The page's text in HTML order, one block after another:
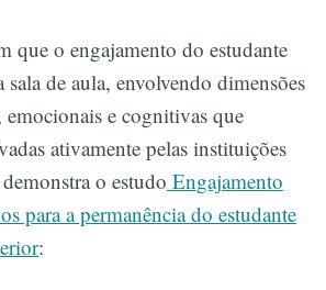
que o engajamento do estudante
de aula, envolvendo dimensões
e cognitivas que
ativamente pelas instituições
o estudo Engajamento
para a permanência do estudante
: